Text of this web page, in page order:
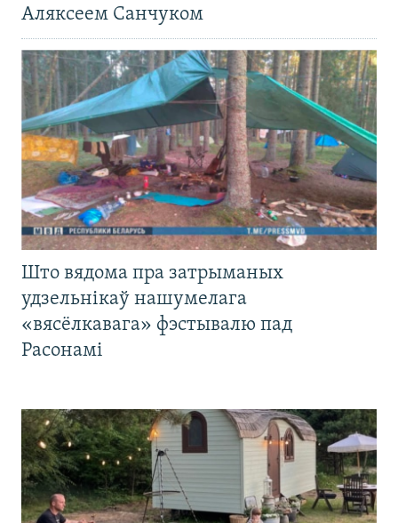
Аляксеем Санчуком
Што вядома пра затрыманых
удзельнікаў нашумелага
«вясёлкавага» фэстывалю пад
Расонамі